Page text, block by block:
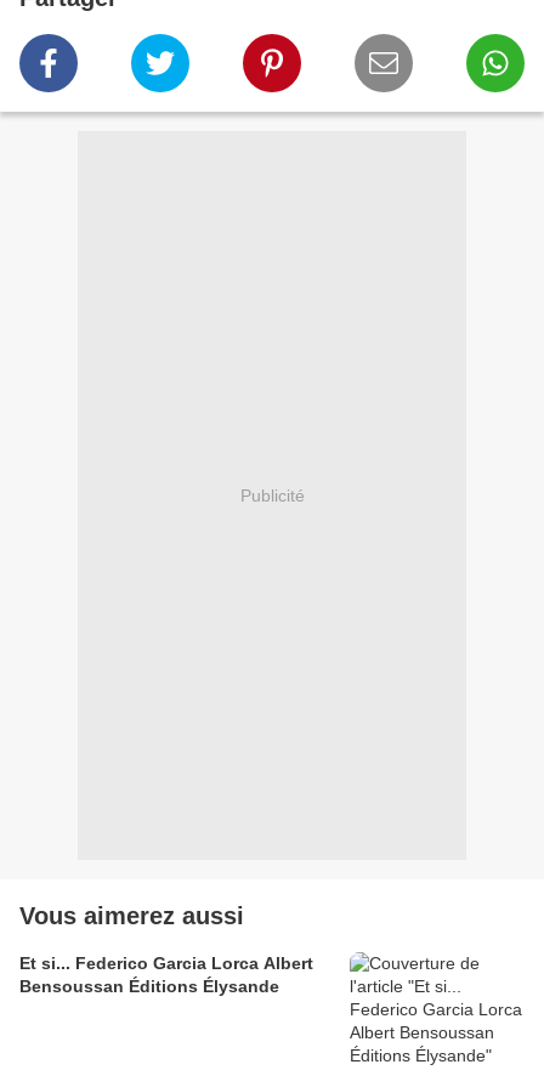
Publicité
Vous aimerez aussi
Et si... Federico Garcia Lorca Albert
Bensoussan Éditions Élysande